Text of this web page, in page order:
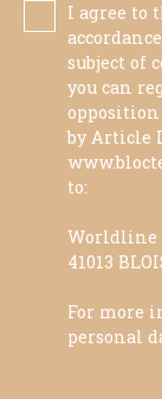
I agree to
subject of
you can
by Article
to:
Worldline
41013
For more
personal